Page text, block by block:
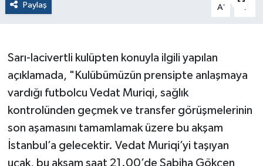
Paylaş A- A
Sarı-lacivertli kulüpten konuyla ilgili yapılan
açıklamada, "Kulübümüzün prensipte anlaşmaya
vardığı futbolcu Vedat Muriqi, sağlık
kontrolünden geçmek ve transfer görüşmelerinin
son aşamasını tamamlamak üzere bu akşam
İstanbul’a gelecektir. Vedat Muriqi’yi taşıyan
uçak, bu akşam saat 21.00’de Sabiha Gökçen